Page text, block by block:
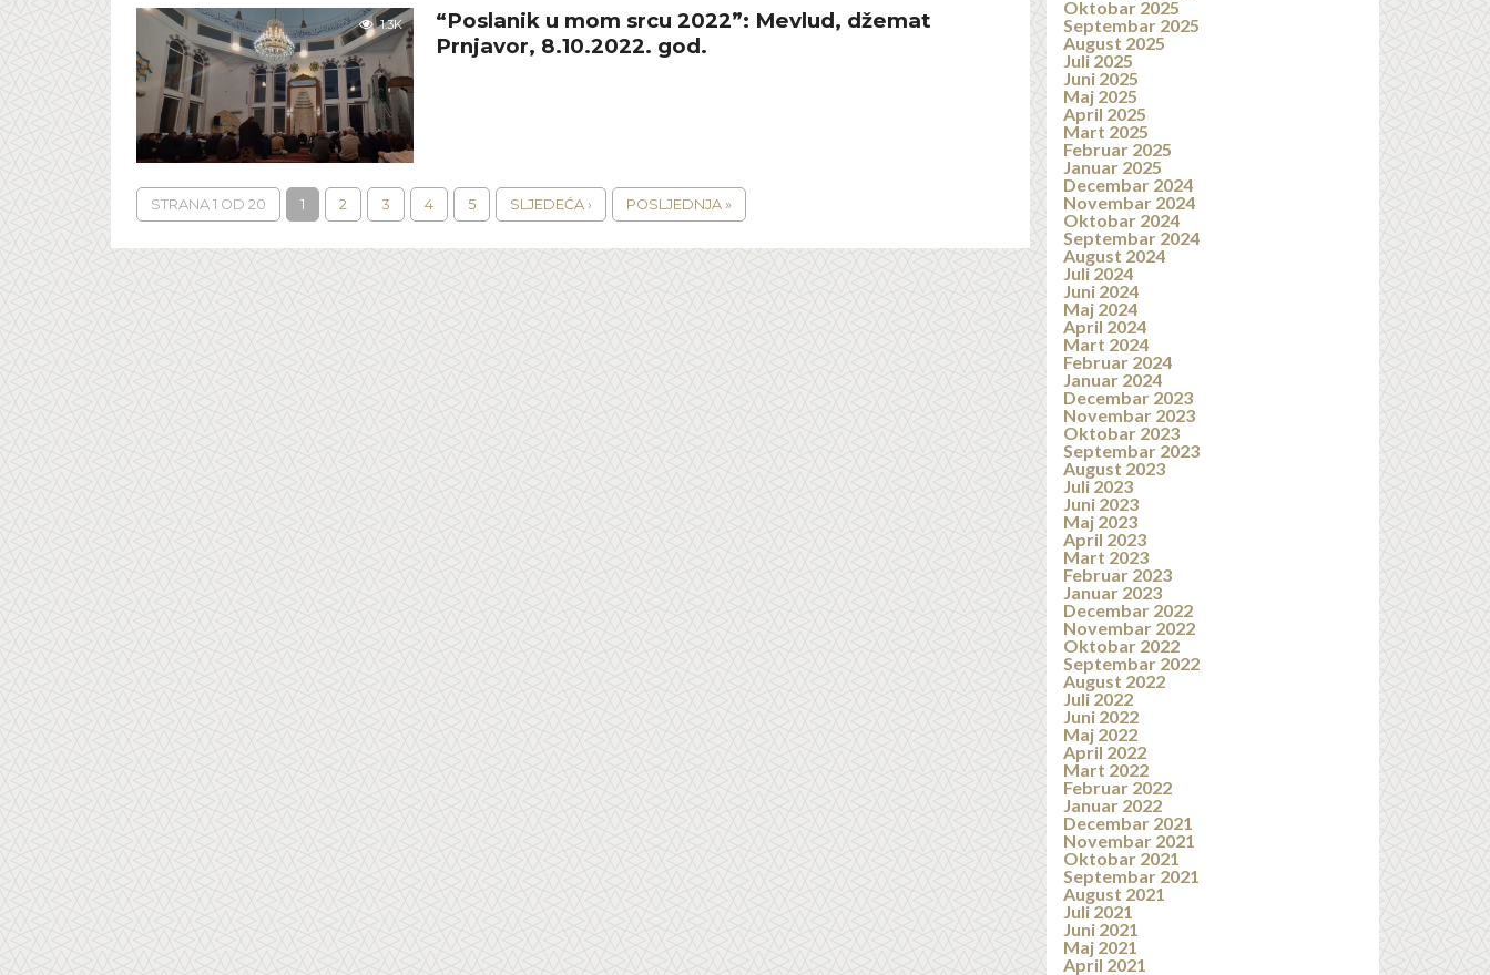
1.3K
“Poslanik u mom srcu 2022”: Mevlud, džemat
Prnjavor, 8.10.2022. god.
STRANA 1 OD 20 1 2 3 4 5 SLJEDEĆA › POSLJEDNJA »
Oktobar 2025
Septembar 2025
August 2025
Juli 2025
Juni 2025
Maj 2025
April 2025
Mart 2025
Februar 2025
Januar 2025
Decembar 2024
Novembar 2024
Oktobar 2024
Septembar 2024
August 2024
Juli 2024
Juni 2024
Maj 2024
April 2024
Mart 2024
Februar 2024
Januar 2024
Decembar 2023
Novembar 2023
Oktobar 2023
Septembar 2023
August 2023
Juli 2023
Juni 2023
Maj 2023
April 2023
Mart 2023
Februar 2023
Januar 2023
Decembar 2022
Novembar 2022
Oktobar 2022
Septembar 2022
August 2022
Juli 2022
Juni 2022
Maj 2022
April 2022
Mart 2022
Februar 2022
Januar 2022
Decembar 2021
Novembar 2021
Oktobar 2021
Septembar 2021
August 2021
Juli 2021
Juni 2021
Maj 2021
April 2021